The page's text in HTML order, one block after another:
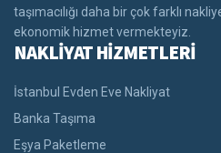
taşımacılığı daha bir çok farklı
ekonomik hizmet vermekteyiz.
NAKLİYAT HİZMETLERİ
İstanbul Evden Eve Nakliyat
Banka Taşıma
Eşya Paketleme